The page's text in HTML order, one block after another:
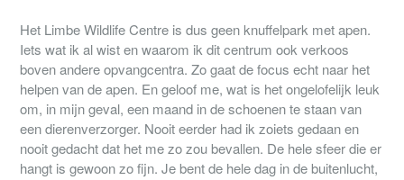
Het Limbe Wildlife Centre is dus geen knuffelpark met apen.
Iets wat ik al wist en waarom ik dit centrum ook verkoos
boven andere opvangcentra. Zo gaat de focus echt naar het
helpen van de apen. En geloof me, wat is het ongelofelijk leuk
om, in mijn geval, een maand in de schoenen te staan van
een dierenverzorger. Nooit eerder had ik zoiets gedaan en
nooit gedacht dat het me zo zou bevallen. De hele sfeer die er
hangt is gewoon zo fijn. Je bent de hele dag in de buitenlucht,